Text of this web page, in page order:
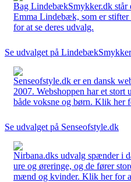
Bag LindebækSmykker.dk står
Emma Lindebæk, som er
for at se deres udvalg.
Se udvalget på
Senseofstyle.dk er en dansk
2007. Webshoppen har et
både voksne og børn. Klik her
Se udvalget på Senseofstyle.dk
Nirbana.dks udvalg spænder i
ure og øreringe, og de fører
mænd og kvinder. Klik her for